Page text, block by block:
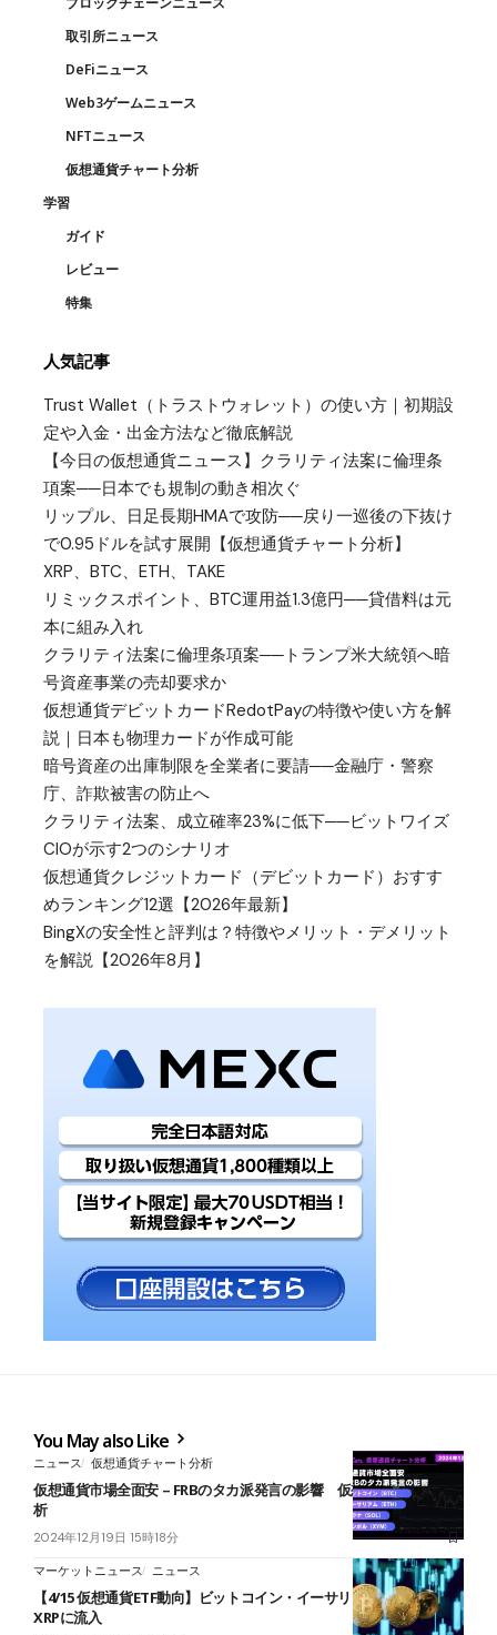
取引所ニュース
DeFiニュース
Web3ゲームニュース
NFTニュース
仮想通貨チャート分析
学習
ガイド
レビュー
特集
人気記事
Trust Wallet（トラストウォレット）の使い方｜初期設
定や入金・出金方法など徹底解説
【今日の仮想通貨ニュース】クラリティ法案に倫理条
項案──日本でも規制の動き相次ぐ
リップル、日足長期HMAで攻防──戻り一巡後の下抜け
で0.95ドルを試す展開【仮想通貨チャート分析】
XRP、BTC、ETH、TAKE
リミックスポイント、BTC運用益1.3億円──貸借料は元
本に組み入れ
クラリティ法案に倫理条項案──トランプ米大統領へ暗
号資産事業の売却要求か
仮想通貨デビットカードRedotPayの特徴や使い方を解
説｜日本も物理カードが作成可能
暗号資産の出庫制限を全業者に要請──金融庁・警察
庁、詐欺被害の防止へ
クラリティ法案、成立確率23%に低下──ビットワイズ
CIOが示す2つのシナリオ
仮想通貨クレジットカード（デビットカード）おすす
めランキング12選【2026年最新】
BingXの安全性と評判は？特徴やメリット・デメリット
を解説【2026年8月】
You May also Like
ニュース 仮想通貨チャート分析
仮想通貨市場全面安 – FRBのタカ派発言の影響 仮想通貨チャート分
析
2024年12月19日 15時18分
マーケットニュース ニュース
【4/15 仮想通貨ETF動向】ビットコイン・イーサリアム・ソラナ・
XRPに流入